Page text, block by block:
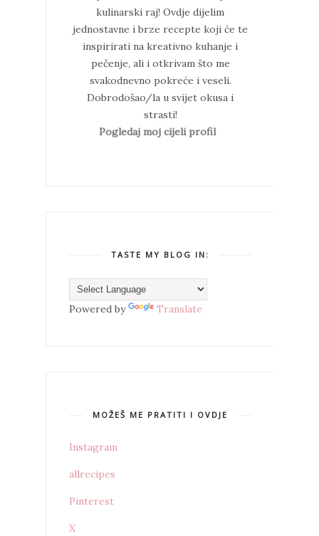
kulinarski raj! Ovdje dijelim
jednostavne i brze recepte koji će te
inspirirati na kreativno kuhanje i
pečenje, ali i otkrivam što me
svakodnevno pokreće i veseli.
Dobrodošao/la u svijet okusa i
strasti!
Pogledaj moj cijeli profil
TASTE MY BLOG IN:
Powered by Translate
MOŽEŠ ME PRATITI I OVDJE
Instagram
allrecipes
Pinterest
X